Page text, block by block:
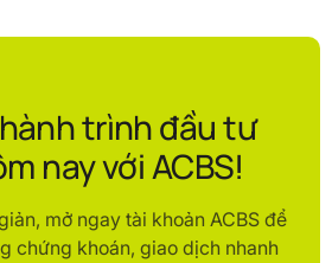
trình đầu tư
nay với ACBS!
mở ngay tài khoản ACBS để
chứng khoán, giao dịch nhanh